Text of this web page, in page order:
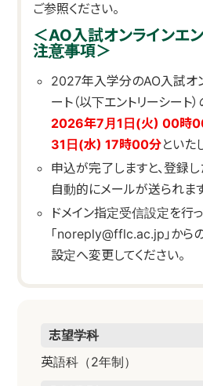
ご参照ください。
＜AO入試オンラインエ
注意事項＞
2027年入学分のAO入試オ
ート（以下エントリーシート
2026年7月1日(火) 00時
31日(水) 17時00分といた
申込が完了しますと、登録
自動的にメールが送られます
ドメイン指定受信設定を行
「noreply@fflc.ac.jp」から
設定へ変更してください。
志望学科
英語科（2年制）